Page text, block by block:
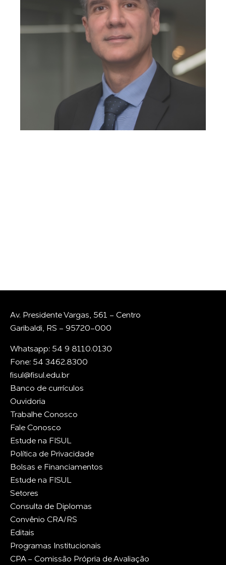
Av. Presidente Vargas, 561 - Centro
Garibaldi, RS - 95720-000
Whatsapp: 54 9 8110.0130
Fone: 54 3462.8300
fisul@fisul.edu.br
Banco de currículos
Ouvidoria
Trabalhe Conosco
Fale Conosco
Estude na FISUL
Política de Privacidade
Bolsas e Financiamentos
Estude na FISUL
Setores
Consulta de Diplomas
Convênio CRA/RS
Editais
Programas Institucionais
CPA - Comissão Própria de Avaliação